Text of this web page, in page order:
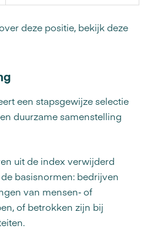
deze positie, bekijk deze
een stapsgewijze selectie
duurzame samenstelling
uit de index verwijderd
basisnormen: bedrijven
van mensen‑ of
of betrokken zijn bij